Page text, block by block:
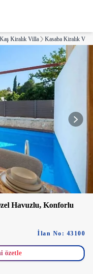
Kaş Kiralık Villa Kasaba Kiralık Villa
Havuzlu, Konforlu
İlan No: 43100
özetle